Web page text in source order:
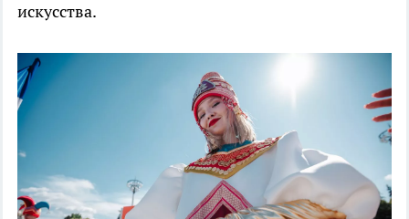
искусства.